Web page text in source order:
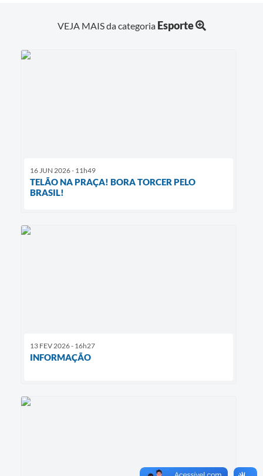
VEJA MAIS da categoria Esporte
16 JUN 2026 - 11h49
TELÃO NA PRAÇA! BORA TORCER PELO
BRASIL!
13 FEV 2026 - 16h27
INFORMAÇÃO